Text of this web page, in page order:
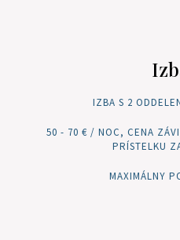
IZBA S 2
50 - 70 € / NOC, CENA
PRÍSTELKU
MAXIMÁLNY